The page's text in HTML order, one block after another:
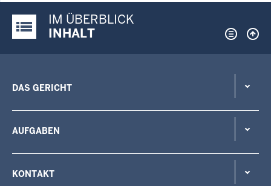
Justiz-Portal im Überblick:
IM ÜBERBLICK
INHALT
DAS GERICHT
AUFGABEN
KONTAKT